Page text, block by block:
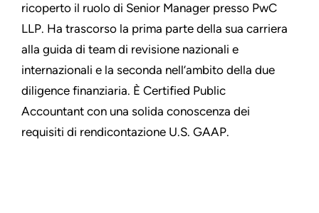
ricoperto il ruolo di Senior Manager presso PwC
LLP. Ha trascorso la prima parte della sua carriera
alla guida di team di revisione nazionali e
internazionali e la seconda nell’ambito della due
diligence finanziaria. È Certified Public
Accountant con una solida conoscenza dei
requisiti di rendicontazione U.S. GAAP.